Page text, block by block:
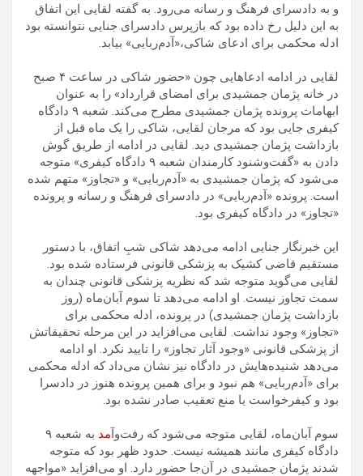
و به دادسرای فرهنگ و رسانه می‌رود. به گفته لقایی این اتفاق
به این دلیل رخ داده بود که بازپرس دادسرای جنایی نتوانسته بود
ادله محکمی برای ادعای شاکی،«آدم‌ربایی» بیابد.
لقایی در ادامه ادعاهایی چون «حضور شاکی در ساعت ۴ صبح
در خانه پژمان جمشیدی برای امضای قرارداد» را به عنوان
ابهامات پرونده پژمان جمشیدی مطرح می‌کند. شعبه ۹ دادگاه
کیفری جایی بود که مرجان لقایی، شاکی را یک ماه قبل از
بازداشت پژمان جمشیدی دید. لقایی در ادامه از طریق گوش
دادن به «گفت‌وشنود کارمندان شعبه ۹ دادگاه کیفری» متوجه
می‌شود که پژمان جمشیدی به «آدم‌ربایی» و «تجاوز» متهم شده
است. پرونده «آدم‌ربایی» در دادسرای فرهنگ و رسانه و پرونده
«تجاوز» در دادگاه کیفری بود.
این خبرنگار جنایی ادامه می‌دهد شاکی شبِ اتفاق، با دستور
مستقیم قاضی کشیک به پزشکی قانونی فرستاده شده بود.
لقایی می‌گوید متوجه شد که نظریه پزشکی قانونی چندان به
سمت تجاوز نیست. او ادامه می‌دهد تا سوم آبان‌ماه (روز
بازداشت پژمان جمشیدی) در پرونده، ادله محکمی برای
«تجاوز» وجود نداشت. لقایی می‌افزاید در این مرحله تحقیقاتش
از پزشکی قانونی «وجود آثار تجاوز» را تایید نکرد. او ادامه
می‌دهد شنیده‌هایش در دادگاه نیز نشان می‌داد که ادله محکمی
برای «آدم‌ربایی» هم نبود و برای همین پرونده هنوز در دادسرا
بود و کیفرخواست یا منع تعقیب صادر نشده بود.
سوم آبان‌ماه، لقایی متوجه می‌شود که رفت‌وآمد
به شعبه ۹
دادگاه کیفری مانند همیشه نیست. حدود ظهر بود که متوجه
شدند پژمان جمشیدی در آن‌جا حضور دارد. او می‌افزاید «مواجهه